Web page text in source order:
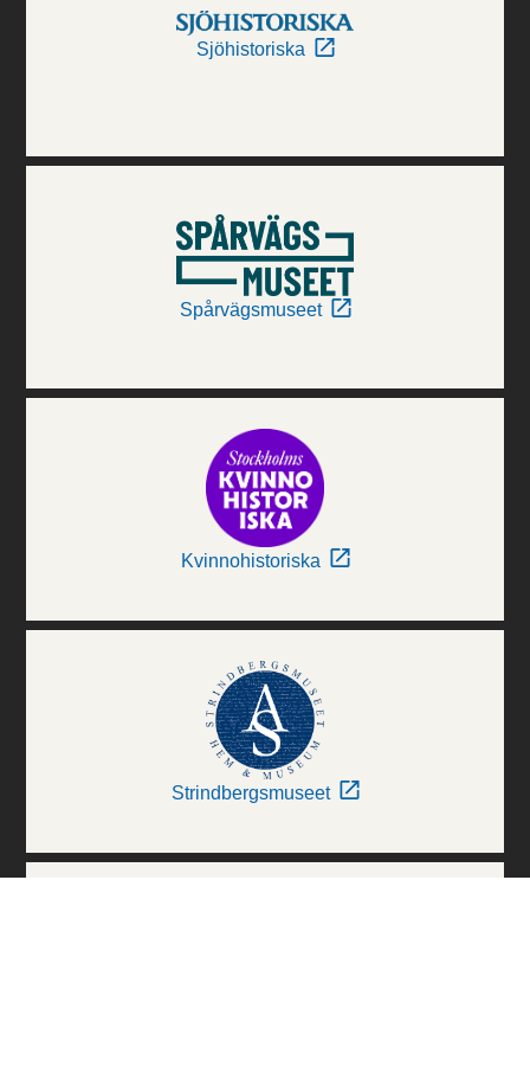
Sjöhistoriska
Spårvägsmuseet
Kvinnohistoriska
Strindbergsmuseet